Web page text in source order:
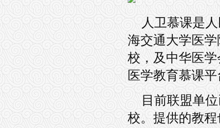
人卫慕课是
海交通大学医
校，及中华医
医学教育慕课
目前联盟单
校。提供的教